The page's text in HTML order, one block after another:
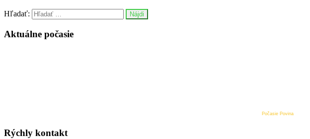
Hľadať:
Aktuálne počasie
Počasie Povina
Rýchly kontakt